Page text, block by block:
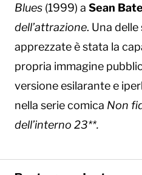
Blues (1999) a Sean
dell’attrazione. Una
apprezzate è stata la
propria immagine
versione esilarante e
nella serie comica Non
dell’interno 23**.